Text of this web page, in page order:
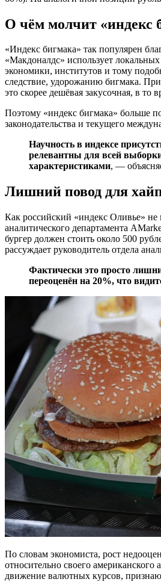
О чём молчит «индекс
«Индекс бигмака» так популярен
«Макдоналдс» использует
экономики, институтов и тому
следствие, удорожанию бигмака.
это скорее дешёвая закусочная, в
Поэтому «индекс бигмака» больше
законодательства и текущего
Научность в индексе
релевантны для всей
характеристиками, —
Лишний повод для
Как российский «индекс Оливье» не
аналитического департамента
бургер должен стоить около 500
рассуждает руководитель отдела
Фактически это просто
переоценён на 20%, что
По словам экономиста, рост
относительно своего
движение валютных курсов,